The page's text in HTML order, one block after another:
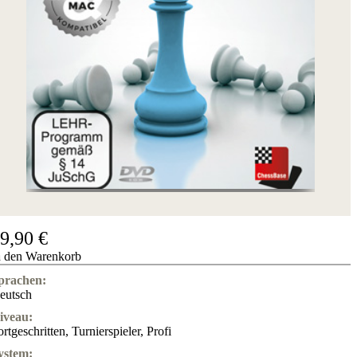
€
den Warenkorb
, Turnierspieler, Profi